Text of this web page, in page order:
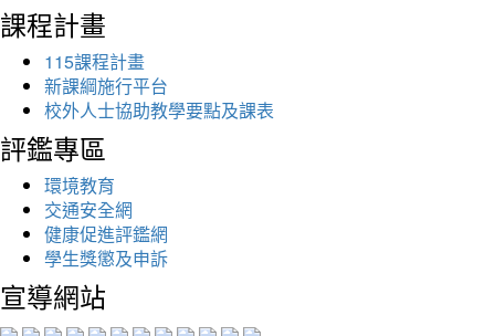
課程計畫
115課程計畫
新課綱施行平台
校外人士協助教學要點及課表
評鑑專區
環境教育
交通安全網
健康促進評鑑網
學生獎懲及申訴
宣導網站